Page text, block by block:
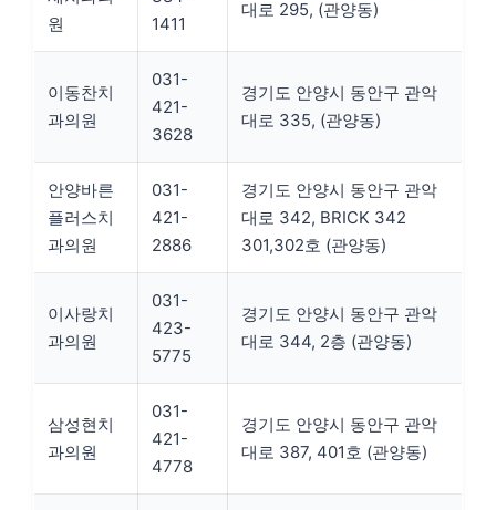
원
1411
대로 295, (관양동)
이동찬치
과의원
031-
421-
3628
경기도 안양시 동안구 관악
대로 335, (관양동)
안양바른
플러스치
과의원
031-
421-
2886
경기도 안양시 동안구 관악
대로 342, BRICK 342
301,302호 (관양동)
이사랑치
과의원
031-
423-
5775
경기도 안양시 동안구 관악
대로 344, 2층 (관양동)
삼성현치
과의원
031-
421-
4778
경기도 안양시 동안구 관악
대로 387, 401호 (관양동)